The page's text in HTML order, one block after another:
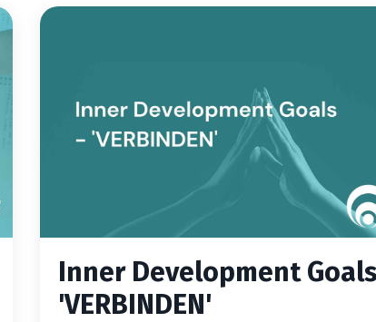
Inner Development
'VERBINDEN'